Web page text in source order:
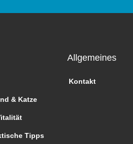
& Katze
Tipps
Allgemeines
Kontakt